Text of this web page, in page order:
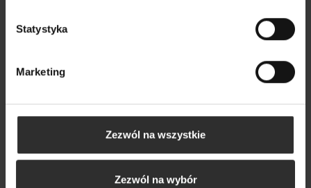
Statystyka
Marketing
Zezwól na wszystkie
Zezwól na wybór